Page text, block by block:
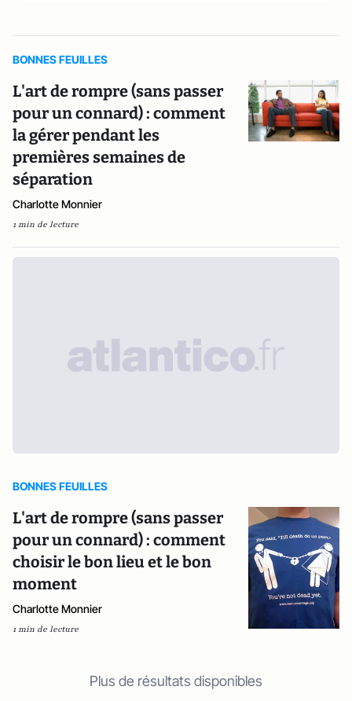
BONNES FEUILLES
L'art de rompre (sans passer
pour un connard) : comment
la gérer pendant les
premières semaines de
séparation
Charlotte Monnier
1 min de lecture
BONNES FEUILLES
L'art de rompre (sans passer
pour un connard) : comment
choisir le bon lieu et le bon
moment
Charlotte Monnier
1 min de lecture
Plus de résultats disponibles